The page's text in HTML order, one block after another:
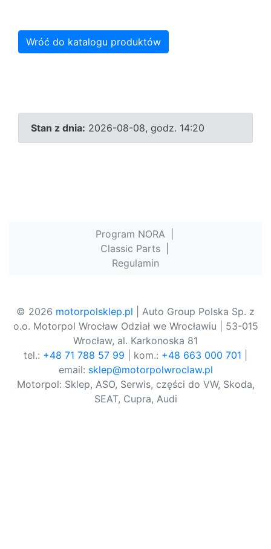
Wróć do katalogu produktów
Stan z dnia: 2026-08-08, godz. 14:20
Program NORA
Classic Parts
Regulamin
© 2026 motorpolsklep.pl | Auto Group Polska Sp. z
o.o. Motorpol Wrocław Odział we Wrocławiu | 53-015
Wrocław, al. Karkonoska 81
tel.: +48 71 788 57 99 | kom.: +48 663 000 701
email: sklep@motorpolwroclaw.pl
Motorpol: Sklep, ASO, Serwis, części do VW, Skoda,
SEAT, Cupra, Audi